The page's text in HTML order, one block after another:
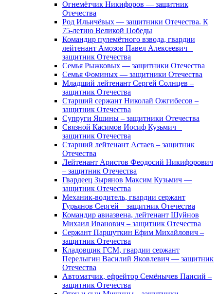
Огнемётчик Никифоров — защитник
Отечества
Род Ильичёвых — защитники Отечества. К
75-летию Великой Победы
Командир пулемётного взвода, гвардии
лейтенант Амозов Павел Алексеевич –
защитник Отечества
Семья Рыжковых — защитники Отечества
Семья Фоминых — защитники Отечества
Младший лейтенант Сергей Солнцев –
защитник Отечества
Старший сержант Николай Ожгибесов –
защитник Отечества
Супруги Яшины – защитники Отечества
Связной Касимов Иосиф Кузьмич –
защитник Отечества
Старший лейтенант Астаев – защитник
Отечества
Лейтенант Аристов Феодосий Никифорович
– защитник Отечества
Гвардеец Зырянов Максим Кузьмич —
защитник Отечества
Механик-водитель, гвардии сержант
Гурьянов Сергей – защитник Отечества
Командир авиазвена, лейтенант Шуйнов
Михаил Иванович – защитник Отечества
Сержант Паршуткин Ефим Михайлович –
защитник Отечества
Кладовщик ГСМ, гвардии сержант
Перелыгин Василий Яковлевич — защитник
Отечества
Автоматчик, ефрейтор Семёнычев Паисий –
защитник Отечества